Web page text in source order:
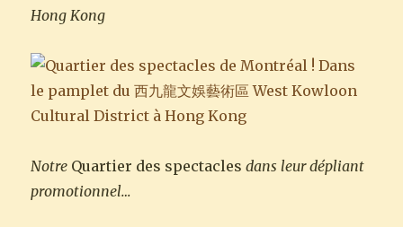
Hong Kong
Notre Quartier des spectacles dans leur dépliant
promotionnel…